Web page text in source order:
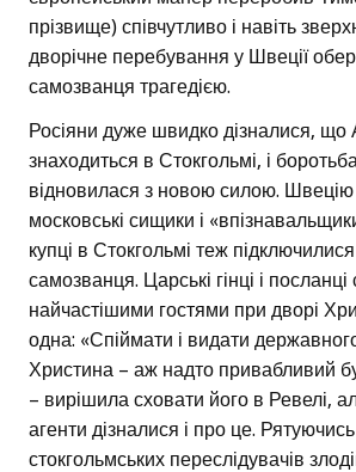
прізвище) співчутливо і навіть
дворічне перебування у Швеції
самозванця трагедією.
Росіяни дуже швидко дізналися, що
знаходиться в Стокгольмі, і
відновилася з новою силою.
московські сищики і
купці в Стокгольмі теж
самозванця. Царські гінці і посланці
найчастішими гостями при дворі
одна: «Спіймати і видати
Христина – аж надто привабливий
– вирішила сховати його в Ревелі,
агенти дізналися і про це. Рятуючись
стокгольмських переслідувачів